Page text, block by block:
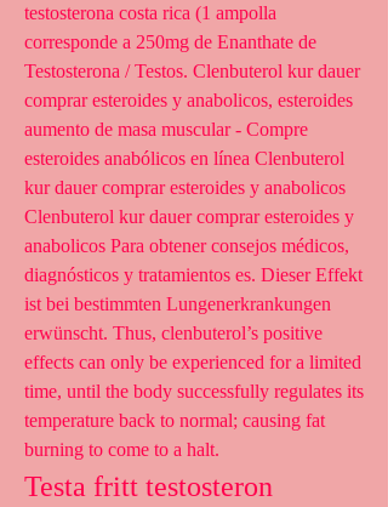
testosterona costa rica (1 ampolla
corresponde a 250mg de Enanthate de
Testosterona / Testos. Clenbuterol kur dauer
comprar esteroides y anabolicos, esteroides
aumento de masa muscular - Compre
esteroides anabólicos en línea Clenbuterol
kur dauer comprar esteroides y anabolicos
Clenbuterol kur dauer comprar esteroides y
anabolicos Para obtener consejos médicos,
diagnósticos y tratamientos es. Dieser Effekt
ist bei bestimmten Lungenerkrankungen
erwünscht. Thus, clenbuterol’s positive
effects can only be experienced for a limited
time, until the body successfully regulates its
temperature back to normal; causing fat
burning to come to a halt.
Testa fritt testosteron